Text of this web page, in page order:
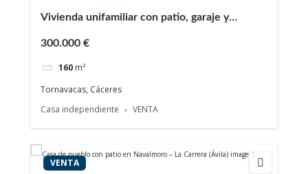
Vivienda unifamiliar con patio, garaje y
(Cáceres)
300.000 €
160 m²
Tornavacas, Cáceres
Casa independiente
VENTA
VENTA